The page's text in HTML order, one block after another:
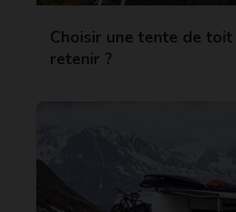
Choisir une tente de
retenir ?